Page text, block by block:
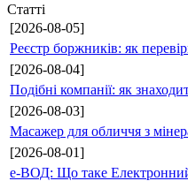
Статті
[2026-08-05]
Реєстр боржників: як
[2026-08-04]
Подібні компанії: як
[2026-08-03]
Масажер для обличчя з
[2026-08-01]
е-ВОД: Що таке